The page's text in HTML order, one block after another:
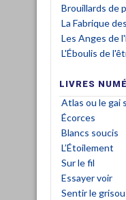
Brouillards de
La Fabrique
Les Anges de
L'Éboulis de
LIVRES
Atlas ou le gai
Écorces
Blancs soucis
L’Étoilement
Sur le fil
Essayer voir
Sentir le grisou